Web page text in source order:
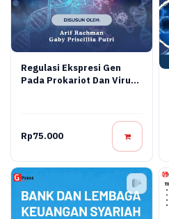
Regulasi Ekspresi Gen
Pada Prokariot Dan Virus:
Rp75.000